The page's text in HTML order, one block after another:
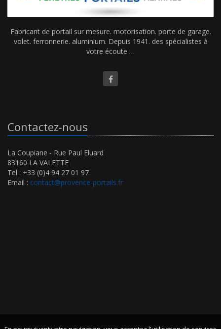
Fabricant de portail sur mesure. motorisation. porte de garage.
volet. ferronnerie. aluminium. Depuis 1941. des spécialistes à
votre écoute …
Contactez-nous
La Coupiane - Rue Paul Eluard
83160 LA VALETTE
Tel : +33 (0)4 94 27 01 97
Email : contact@provence-portails.fr